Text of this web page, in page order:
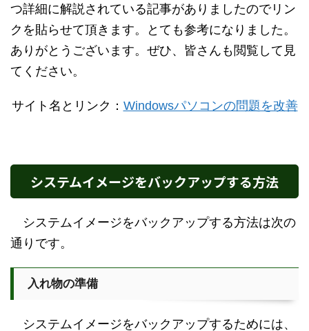
つ詳細に解説されている記事がありましたのでリン
クを貼らせて頂きます。とても参考になりました。
ありがとうございます。ぜひ、皆さんも閲覧して見
てください。
サイト名とリンク： Windowsパソコンの問題を改善
システムイメージをバックアップする方法
システムイメージをバックアップする方法は次の
通りです。
入れ物の準備
システムイメージをバックアップするためには、